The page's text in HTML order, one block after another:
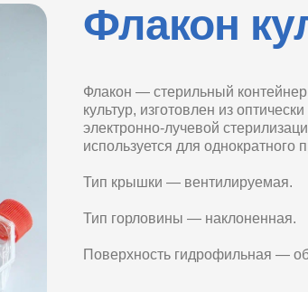
Флакон
Флакон — стерильный
культур, изготовлен из
электронно-лучевой
используется для однократного
Тип крышки — вентилируемая.
Тип горловины — наклоненная.
Поверхность гидрофильная —